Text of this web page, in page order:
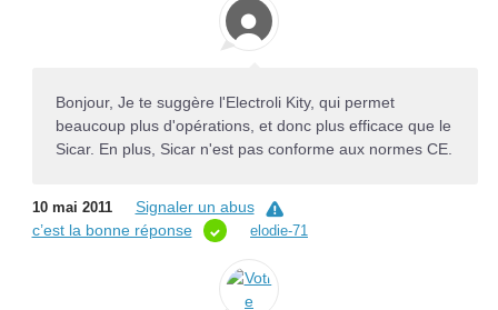
Bonjour, Je te suggère l'Electroli Kity, qui permet
beaucoup plus d'opérations, et donc plus efficace que le
Sicar. En plus, Sicar n'est pas conforme aux normes CE.
10 mai 2011
Signaler un abus
c’est la bonne réponse
elodie-71